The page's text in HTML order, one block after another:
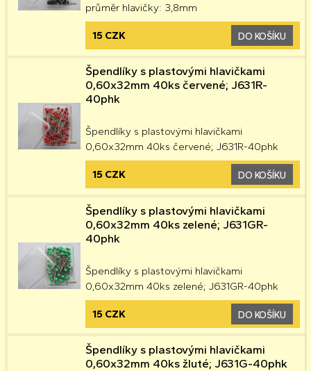
průměr hlavičky: 3,8mm
15 CZK DO KOŠÍKU
Špendlíky s plastovými hlavičkami
0,60x32mm 40ks červené; J631R-
40phk
Špendlíky s plastovými hlavičkami
0,60x32mm 40ks červené; J631R-40phk
15 CZK DO KOŠÍKU
Špendlíky s plastovými hlavičkami
0,60x32mm 40ks zelené; J631GR-
40phk
Špendlíky s plastovými hlavičkami
0,60x32mm 40ks zelené; J631GR-40phk
15 CZK DO KOŠÍKU
Špendlíky s plastovými hlavičkami
0,60x32mm 40ks žluté; J631G-40phk